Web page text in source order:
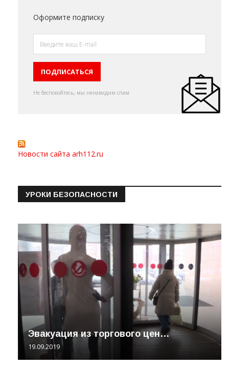
Оформите подписку
Не беспокойтесь, мы ненавидим спам
Новости сайта arh112.ru
УРОКИ БЕЗОПАСНОСТИ
Эвакуация из торгового цен…
19.09.2019